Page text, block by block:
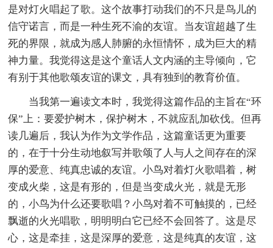
是对灯火唱起了歌。这个故事打动我们的不只是鸟儿的
信守诺言，而是一种生死不渝的友谊。当友谊超越了生
死的界限，就成为感人肺腑的永恒情怀，成为巨大的精
神力量。我觉得这是这个童话人文内涵的主导倾向，它
有别于其他歌颂友谊的课文，具有独到的教育价值。
当我第一遍读文本时，我觉得这篇作品的主旨在“环
保”上：要爱护树木，保护树木，不就应乱加砍伐。但再
读几遍后，我认为作为文学作品，这篇童话更为重要
的，在于十分生动地叙写并歌颂了人与人之间存在的深
厚的爱意、纯真忠诚的友谊。小鸟对着灯火歌唱着，树
变成火柴，这是有形的，但是当变成火光，就是无形
的，小鸟为什么还要歌唱？小鸟对着不可触摸的，已经
飘逝的火光唱歌，明明明白它已经不会回答了。这是尽
心，这是牵挂，这是深厚的爱意，这是纯真的友谊，这